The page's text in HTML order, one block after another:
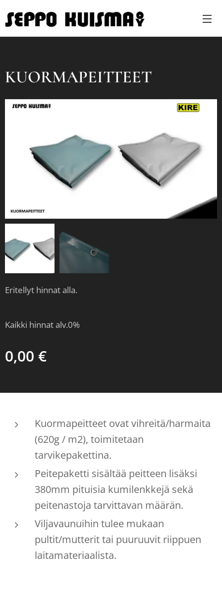
KUORMAPEITTEET
Eritellyt hinnat alla.
Kaikki hinnat alv.0%
0,00 €
Kuormapeitteet ovat vihreitä/harmaita
(620g / m2), toimitetaan
tarvikepakettina.
Peitepaketti sisältää peitteen lisäksi
380mm pituisia kumilenkkejä sekä
peitenastoja tarvittavan määrän.
Viljavaunuihin tulee mukaan
pultit/mutterit tai puuruuvit riippuen
laitamateriaalista.